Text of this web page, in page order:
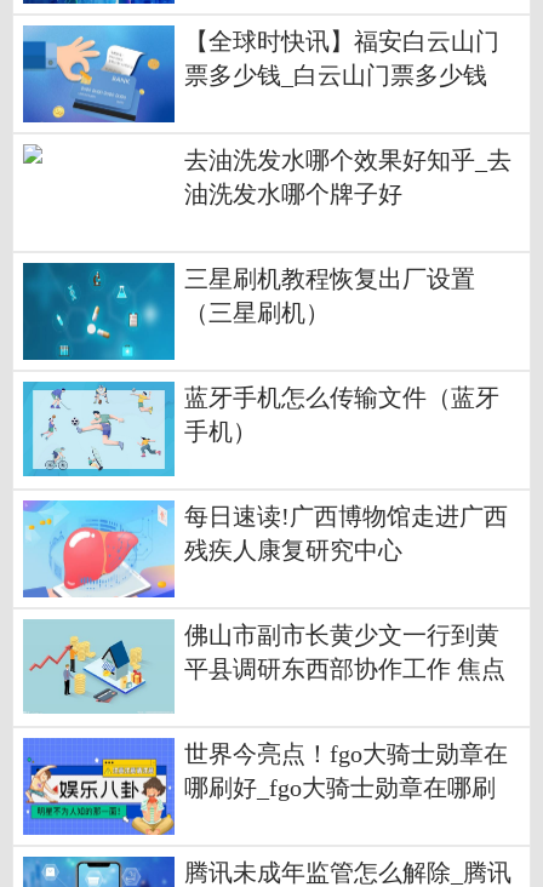
【全球时快讯】福安白云山门
票多少钱_白云山门票多少钱
去油洗发水哪个效果好知乎_去
油洗发水哪个牌子好
三星刷机教程恢复出厂设置
（三星刷机）
蓝牙手机怎么传输文件（蓝牙
手机）
每日速读!广西博物馆走进广西
残疾人康复研究中心
佛山市副市长黄少文一行到黄
平县调研东西部协作工作 焦点
世界今亮点！fgo大骑士勋章在
哪刷好_fgo大骑士勋章在哪刷
腾讯未成年监管怎么解除_腾讯